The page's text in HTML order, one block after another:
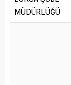
MÜDÜRLÜĞÜ